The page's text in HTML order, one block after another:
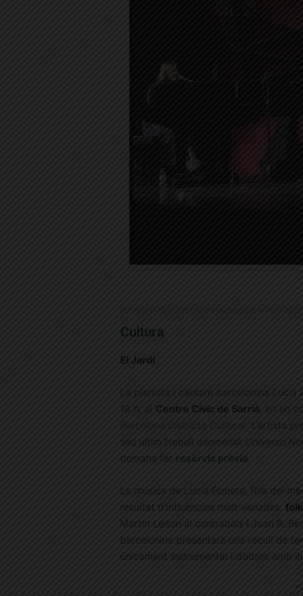
Cultura
El Jardí
La pianista i cantant barcelonina Lucia
19 h, al
Centre Cívic de Sarrià, en un
Barcelona Districte Cultural
. L’artista
seu últim treball anomenat Universo
demana fer resèrvia prèvia
La música de Lucia Fumero, filla del
resultat d’influències molt variades:
Martin Leiton al contrabaix i Juan R.
barcelonina presentarà una recull de
únicament instrumental i d’altres amb